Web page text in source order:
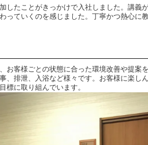
したことがきっかけで入社しました。講義
っていくのを感じました。丁寧かつ熱心に
お客様ごとの状態に合った環境改善や提案
、排泄、入浴など様々です。お客様に楽し
標に取り組んでいます。